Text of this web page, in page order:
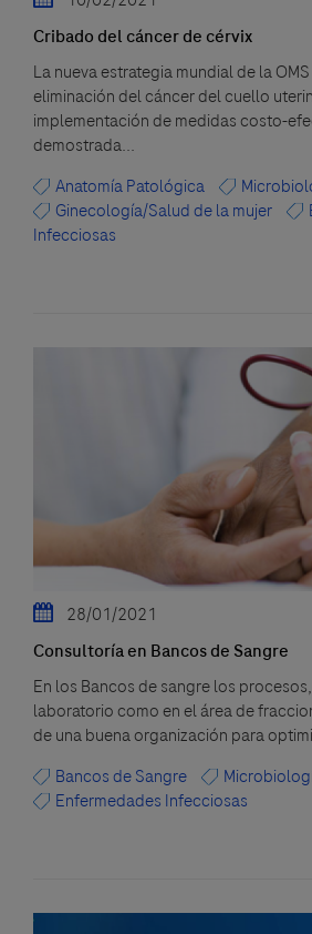
Cribado del cáncer de cérvix
La nueva estrategia mundial de la
eliminación del cáncer del cuello
implementación de medidas costo-
demostrada...
Anatomía Patológica
Ginecología/Salud de la mujer
Infecciosas
28/01/2021
Consultoría en Bancos de Sangre
En los Bancos de sangre los
laboratorio como en el área de
de una buena organización para
Bancos de Sangre
Enfermedades Infecciosas